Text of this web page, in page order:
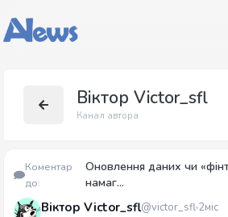
Віктор Victor_sfl
Канал автора
Коментар
до:
Оновлення даних чи
намаг...
Віктор Victor_sfl@victor_sfl 2міс